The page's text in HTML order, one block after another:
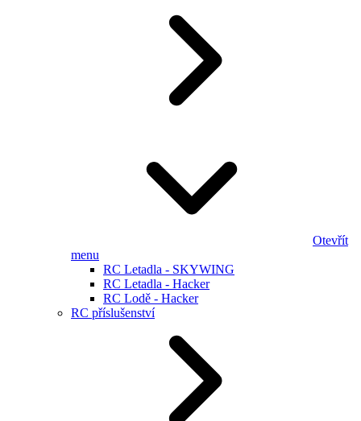
Otevřít
menu
RC Letadla - SKYWING
RC Letadla - Hacker
RC Lodě - Hacker
RC příslušenství